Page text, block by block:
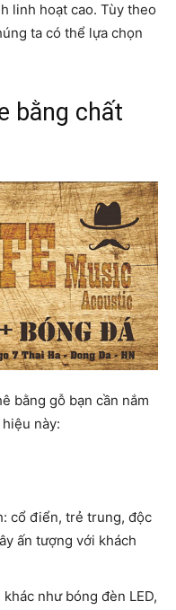
linh hoạt cao. Tùy theo
ta có thể lựa chọn
bằng chất
bằng gỗ bạn cần nắm
này:
cổ điển, trẻ trung, độc
ấn tượng với khách
như bóng đèn LED,